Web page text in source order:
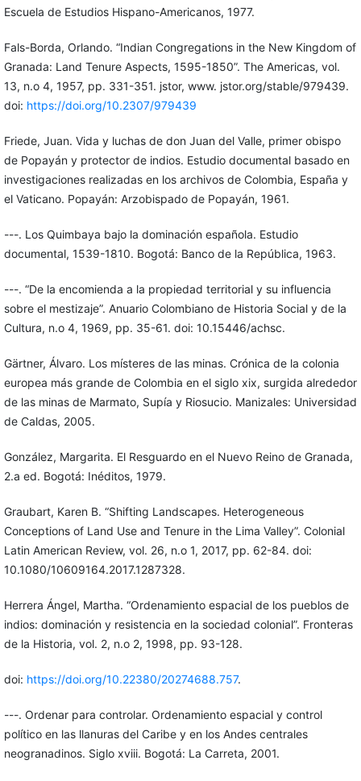
Escuela de Estudios Hispano-Americanos, 1977.
Fals-Borda, Orlando. “Indian Congregations in the New Kingdom of
Granada: Land Tenure Aspects, 1595-1850”. The Americas, vol.
13, n.o 4, 1957, pp. 331-351. jstor, www. jstor.org/stable/979439.
doi: https://doi.org/10.2307/979439
Friede, Juan. Vida y luchas de don Juan del Valle, primer obispo
de Popayán y protector de indios. Estudio documental basado en
investigaciones realizadas en los archivos de Colombia, España y
el Vaticano. Popayán: Arzobispado de Popayán, 1961.
---. Los Quimbaya bajo la dominación española. Estudio
documental, 1539-1810. Bogotá: Banco de la República, 1963.
---. “De la encomienda a la propiedad territorial y su influencia
sobre el mestizaje”. Anuario Colombiano de Historia Social y de la
Cultura, n.o 4, 1969, pp. 35-61. doi: 10.15446/achsc.
Gärtner, Álvaro. Los místeres de las minas. Crónica de la colonia
europea más grande de Colombia en el siglo xix, surgida alrededor
de las minas de Marmato, Supía y Riosucio. Manizales: Universidad
de Caldas, 2005.
González, Margarita. El Resguardo en el Nuevo Reino de Granada,
2.a ed. Bogotá: Inéditos, 1979.
Graubart, Karen B. “Shifting Landscapes. Heterogeneous
Conceptions of Land Use and Tenure in the Lima Valley”. Colonial
Latin American Review, vol. 26, n.o 1, 2017, pp. 62-84. doi:
10.1080/10609164.2017.1287328.
Herrera Ángel, Martha. “Ordenamiento espacial de los pueblos de
indios: dominación y resistencia en la sociedad colonial”. Fronteras
de la Historia, vol. 2, n.o 2, 1998, pp. 93-128.
doi: https://doi.org/10.22380/20274688.757.
---. Ordenar para controlar. Ordenamiento espacial y control
político en las llanuras del Caribe y en los Andes centrales
neogranadinos. Siglo xviii. Bogotá: La Carreta, 2001.